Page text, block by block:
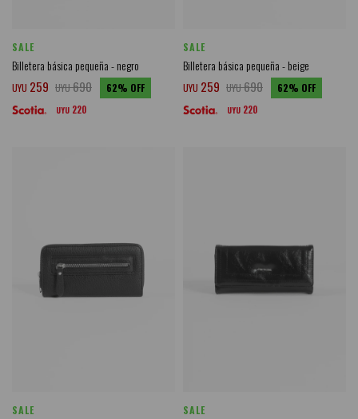
SALE
Billetera básica pequeña - negro
UYU 259 UYU690 62
UYU 220
SALE
Billetera básica pequeña - beige
UYU 259 UYU690 62
UYU 220
SALE SALE